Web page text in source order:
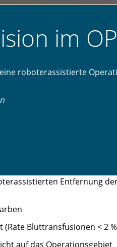
im OP
roboterassistierte
Entfernung
Bluttransfusionen < 2
auf das Operationsgebiet